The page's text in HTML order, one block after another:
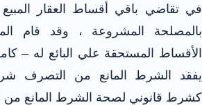
في تقاضي باقي أقساط العقار
بالمصلحة المشروعة ، وقد قام
الأقساط المستحقة علي البائع له –
يفقد الشرط المانع من التصرف
كشرط قانوني لصحة الشرط المانع